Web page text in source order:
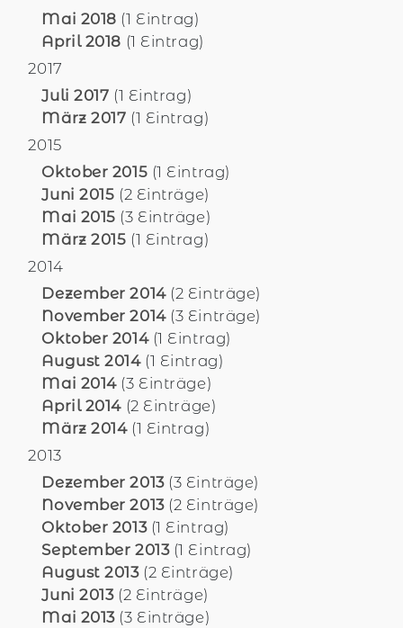
Mai 2018 (1 Eintrag)
April 2018 (1 Eintrag)
2017
Juli 2017 (1 Eintrag)
März 2017 (1 Eintrag)
2015
Oktober 2015 (1 Eintrag)
Juni 2015 (2 Einträge)
Mai 2015 (3 Einträge)
März 2015 (1 Eintrag)
2014
Dezember 2014(2 Einträge)
November 2014(3 Einträge)
Oktober 2014(1 Eintrag)
August 2014(1 Eintrag)
Mai 2014(3 Einträge)
April 2014 (2 Einträge)
März 2014(1 Eintrag)
2013
Dezember 2013(3 Einträge)
November 2013(2 Einträge)
Oktober 2013(1 Eintrag)
September 2013(1 Eintrag)
August 2013(2 Einträge)
Juni 2013(2 Einträge)
Mai 2013(3 Einträge)